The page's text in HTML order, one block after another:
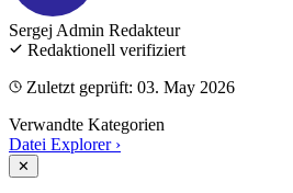
Sergej Admin Redakteur
Redaktionell verifiziert
Zuletzt geprüft: 03. May 2026
Verwandte Kategorien
Datei Explorer ›
✕